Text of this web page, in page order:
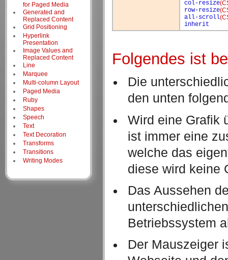
col-resize
row-resize
all-scroll
inherit
Folgendes ist
Die
den unten
Wird eine Grafik
ist immer eine
welche das
diese wird keine
Das Aussehen
Betriebssystem
Der Mauszeiger
for Paged Media
Generated and
Replaced Content
Grid Positioning
Hyperlink
Presentation
Image Values and
Replaced Content
Line
Marquee
Multi-column Layout
Paged Media
Ruby
Shapes
Speech
Text
Text Decoration
Transforms
Transitions
Writing Modes